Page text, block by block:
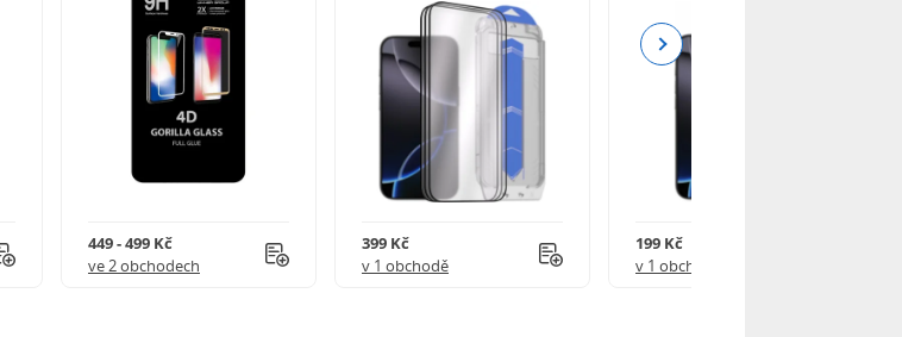
449 - 499 Kč
ve 2 obchodech
399 Kč
v 1 obchodě
199 Kč
v 1 obchodě
Next